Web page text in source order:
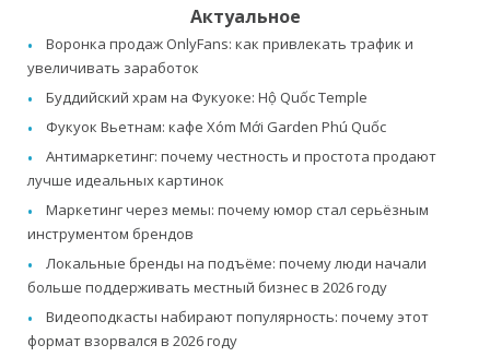
Актуальное
Воронка продаж OnlyFans: как привлекать трафик и
увеличивать заработок
Буддийский храм на Фукуоке: Hộ Quốc Temple
Фукуок Вьетнам: кафе Xóm Mới Garden Phú Quốc
Антимаркетинг: почему честность и простота продают
лучше идеальных картинок
Маркетинг через мемы: почему юмор стал серьёзным
инструментом брендов
Локальные бренды на подъёме: почему люди начали
больше поддерживать местный бизнес в 2026 году
Видеоподкасты набирают популярность: почему этот
формат взорвался в 2026 году